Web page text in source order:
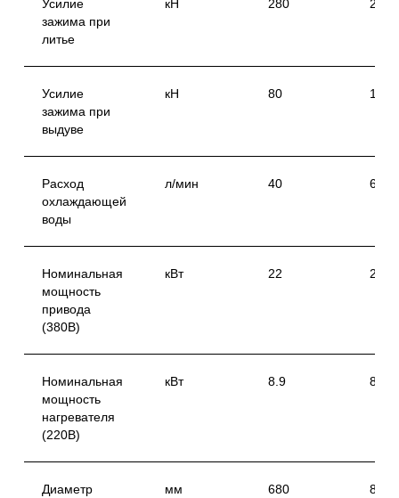
Усилие
зажима при
литье
кН 280 280
Усилие
зажима при
выдуве
кН 80 100
Расход
охлаждающей
воды
л/мин 40 60
Номинальная
мощность
привода
(380В)
кВт 22 22
Номинальная
мощность
нагревателя
(220В)
кВт 8.9 8.9
Диаметр
мм 680 800
Свяжитесь с
менеджером